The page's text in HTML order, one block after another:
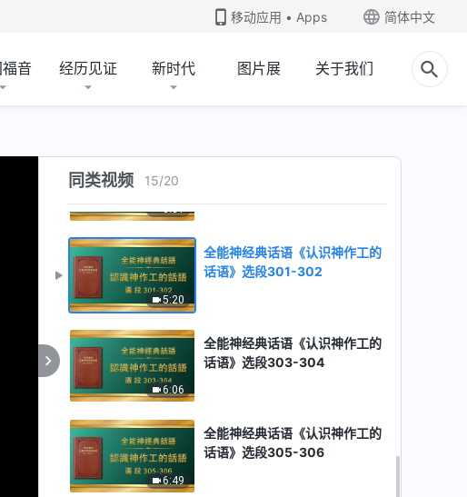
移动应用 • Apps 简体中文
音 经历见证 新时代 图片展 关于我们
同类视频 15/20
全能神经典话语《认识神作工的
6:01
全能神经典话语《认识神作工的
5:20
全能神经典话语《认识神作工的
话语》选段301-302
6:06
全能神经典话语《认识神作工的
话语》选段303-304
6:49
全能神经典话语《认识神作工的
话语》选段305-306